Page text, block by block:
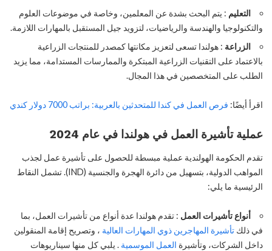
التعليم : يتم البحث بشدة عن المعلمين، وخاصة في موضوعات العلوم
والتكنولوجيا والهندسة والرياضيات، لتزويد جيل المستقبل بالمهارات اللازمة.
الزراعة : هولندا تسعى لتعزيز مكانتها كمصدر للمنتجات الزراعية
بالاعتماد على التقنيات الزراعية المبتكرة والممارسات المستدامة، مما يزيد
الطلب على المتخصصين في هذا المجال.
اقرأ أيضًا: فرص العمل في كندا للمتحدثين بالعربية: براتب 7000 دولار كندي
عملية تأشيرة العمل في هولندا في عام 2024
تقدم الحكومة الهولندية عملية مبسطة للحصول على تأشيرة عمل لجذب
المواهب الدولية، بتسهيل من دائرة الهجرة والجنسية (IND). تشمل النقاط
الرئيسية ما يلي:
أنواع تأشيرات العمل : تقدم هولندا عدة أنواع من تأشيرات العمل، بما
في ذلك تأشيرة المهاجرين ذوي المهارات العالية ، وتصريح إقامة المنقولين
داخل الشركات، وتأشيرة العمل الموسمية . يلبي كل منها سيناريوهات